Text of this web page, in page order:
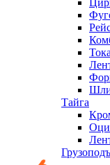
Тайга